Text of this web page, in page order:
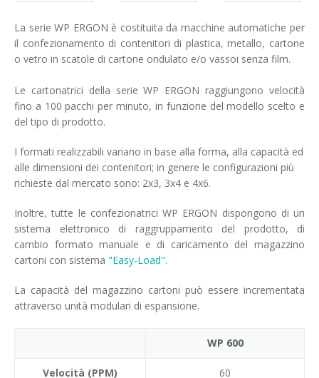
La serie WP ERGON è costituita da macchine automatiche per
il confezionamento di contenitori di plastica, metallo, cartone
o vetro in scatole di cartone ondulato e/o vassoi senza film.
Le cartonatrici della serie WP ERGON raggiungono velocità
fino a 100 pacchi per minuto, in funzione del modello scelto e
del tipo di prodotto.
I formati realizzabili variano in base alla forma, alla capacità ed
alle dimensioni dei contenitori; in genere le configurazioni più
richieste dal mercato sono: 2x3, 3x4 e 4x6.
Inoltre, tutte le confezionatrici WP ERGON dispongono di un
sistema elettronico di raggruppamento del prodotto, di
cambio formato manuale e di caricamento del magazzino
cartoni con sistema "Easy-Load".
La capacità del magazzino cartoni può essere incrementata
attraverso unità modulari di espansione.
WP 600
Velocità (PPM) 60